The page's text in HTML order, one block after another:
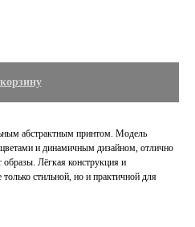
абстрактным принтом. Модель
и динамичным дизайном, отлично
Лёгкая конструкция и
стильной, но и практичной для